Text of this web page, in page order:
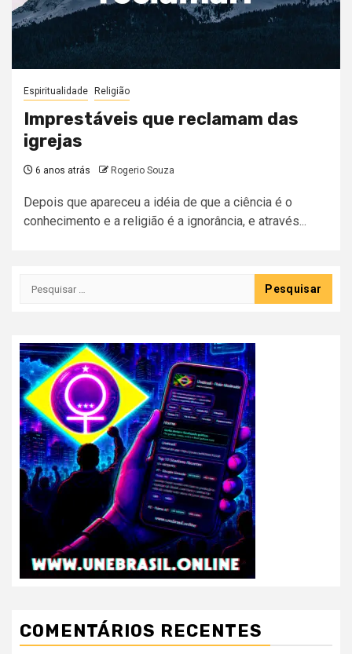
Espiritualidade Religião
Imprestáveis que reclamam das
igrejas
6 anos atrás Rogerio Souza
Depois que apareceu a idéia de que a ciência é o
conhecimento e a religião é a ignorância, e através...
Pesquisar
COMENTÁRIOS RECENTES